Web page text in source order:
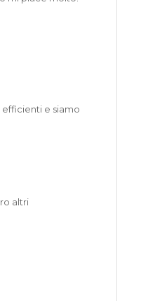
efficienti e siamo
altri